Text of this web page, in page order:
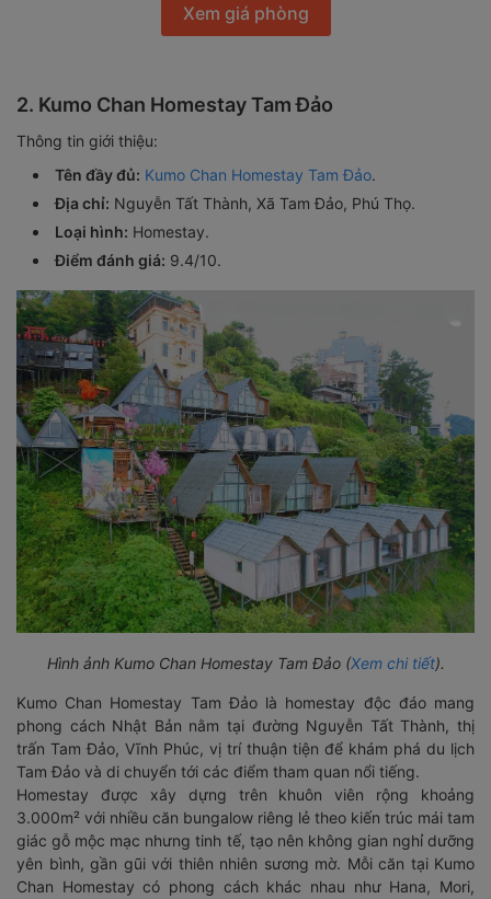
Xem giá phòng
2. Kumo Chan Homestay Tam Đảo
Thông tin giới thiệu:
Tên đầy đủ: Kumo Chan Homestay Tam Đảo.
Địa chỉ: Nguyễn Tất Thành, Xã Tam Đảo, Phú Thọ.
Loại hình: Homestay.
Điểm đánh giá: 9.4/10.
Hình ảnh Kumo Chan Homestay Tam Đảo (Xem chi tiết).
Kumo Chan Homestay Tam Đảo là homestay độc đáo mang
phong cách Nhật Bản nằm tại đường Nguyễn Tất Thành, thị
trấn Tam Đảo, Vĩnh Phúc, vị trí thuận tiện để khám phá du lịch
Tam Đảo và di chuyển tới các điểm tham quan nổi tiếng.
Homestay được xây dựng trên khuôn viên rộng khoảng
3.000m² với nhiều căn bungalow riêng lẻ theo kiến trúc mái tam
giác gỗ mộc mạc nhưng tinh tế, tạo nên không gian nghỉ dưỡng
yên bình, gần gũi với thiên nhiên sương mờ. Mỗi căn tại Kumo
Chan Homestay có phong cách khác nhau như Hana, Mori,